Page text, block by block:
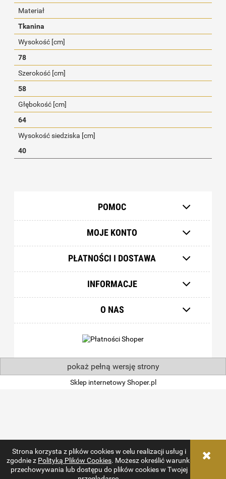
Strona korzysta z plików cookies w celu realizacji usług i
zgodnie z Polityką Plików Cookies. Możesz określić warunki
przechowywania lub dostępu do plików cookies w Twojej
Materiał
Tkanina
Wysokość [cm]
78
Szerokość [cm]
58
Głębokość [cm]
64
Wysokość siedziska [cm]
40
POMOC
MOJE KONTO
PŁATNOŚCI I DOSTAWA
INFORMACJE
O NAS
pokaż pełną wersję strony
Sklep internetowy Shoper.pl